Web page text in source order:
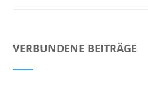
VERBUNDENE BEITRÄGE